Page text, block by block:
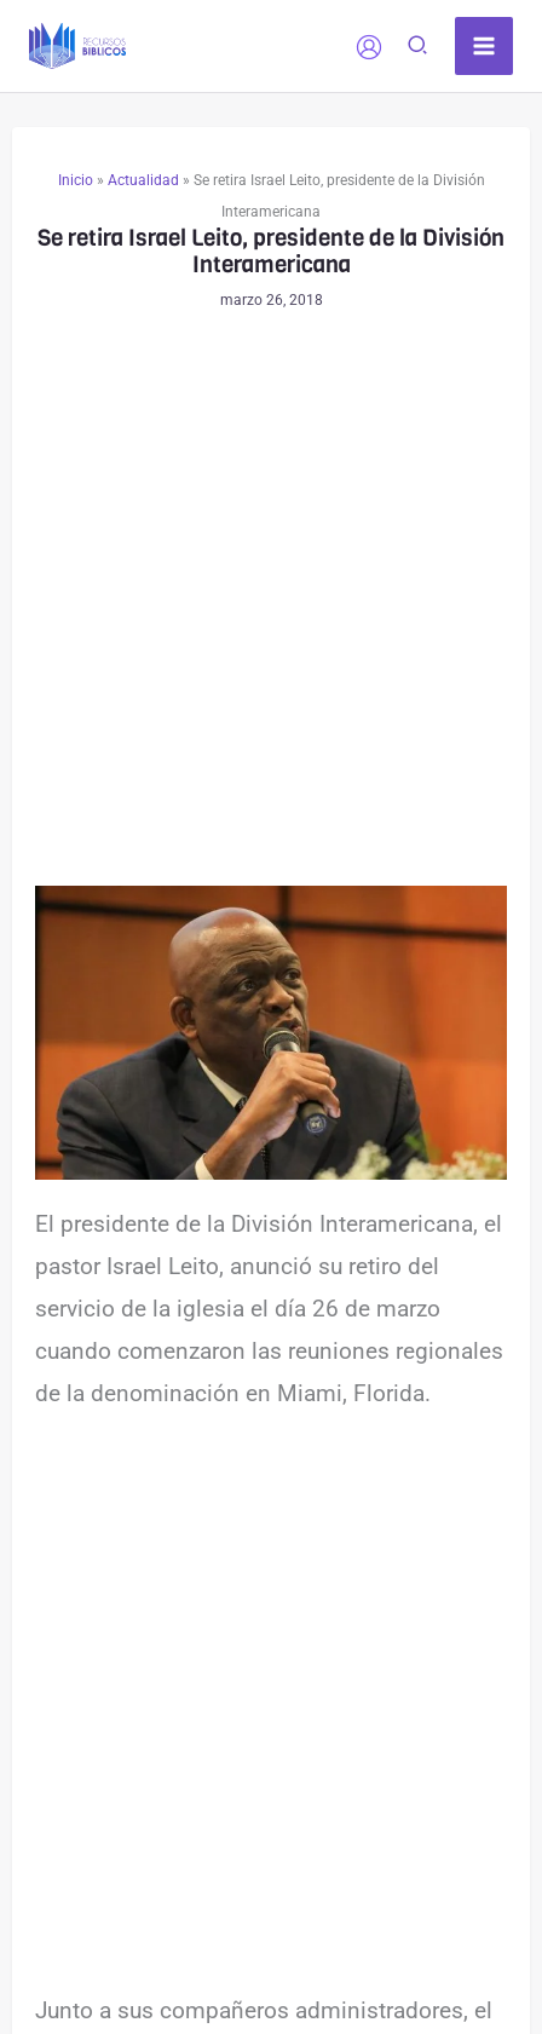
Inicio» Actualidad » Se retira Israel Leito, presidente de la División
Interamericana
Se retira Israel Leito, presidente de la División
Interamericana
marzo 26, 2018
El presidente de la División Interamericana, el
pastor Israel Leito, anunció su retiro del
servicio de la iglesia el día 26 de marzo
cuando comenzaron las reuniones regionales
de la denominación en Miami, Florida.
Junto a sus compañeros administradores, el